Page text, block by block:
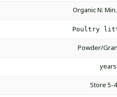
Organic N:
Poultry
Powder/
Store 5-